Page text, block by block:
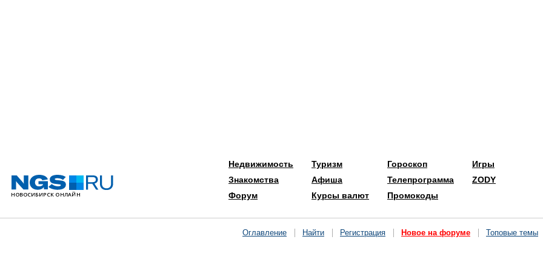
Недвижимость
Знакомства
Форум
Туризм
Афиша
Курсы валют
Гороскоп
Телепрограмма
Промокоды
Игры
ZODY
Оглавление Найти Регистрация Новое на форуме Топовые темы